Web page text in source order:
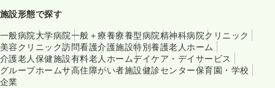
施設形態で探す
一般病院大学病院一般＋療養療養型病院精神科病院クリニック
美容クリニック訪問看護介護施設特別養護老人ホーム
介護老人保健施設有料老人ホームデイケア・デイサービス
グループホームサ高住障がい者施設健診センター保育園・学校
企業